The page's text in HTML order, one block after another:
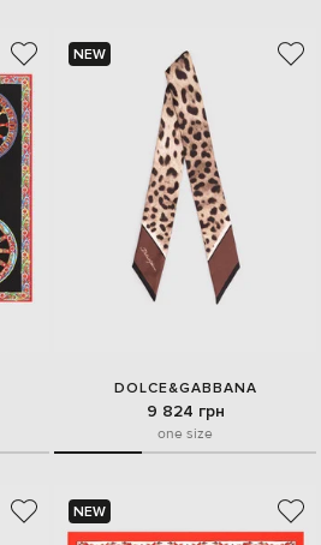
NEW
DOLCE&GABBANA
9 824 грн
one size
NEW